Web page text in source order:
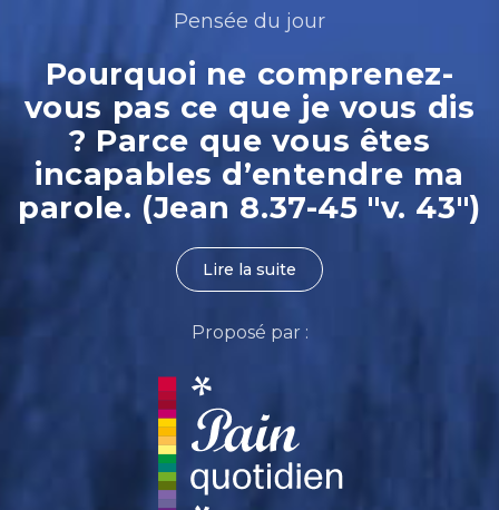
Pensée du jour
Pourquoi ne comprenez-
vous pas ce que je vous dis
? Parce que vous êtes
incapables d’entendre ma
parole. (Jean 8.37-45 "v. 43")
Lire la suite
Proposé par :